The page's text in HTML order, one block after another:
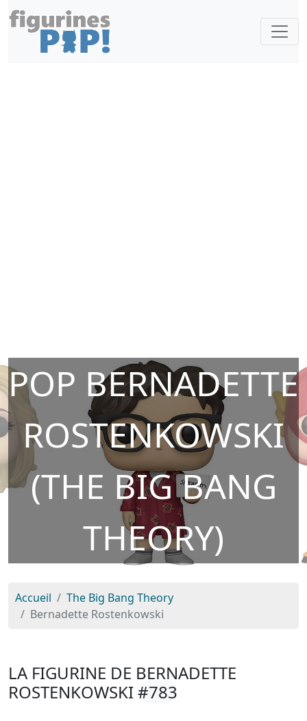
POP BERNADETTE
ROSTENKOWSKI
(THE BIG BANG
THEORY)
Accueil
The Big Bang Theory
Bernadette Rostenkowski
LA FIGURINE DE BERNADETTE
ROSTENKOWSKI#783